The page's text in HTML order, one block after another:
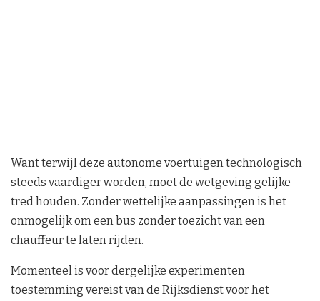
Want terwijl deze autonome voertuigen technologisch
steeds vaardiger worden, moet de wetgeving gelijke
tred houden. Zonder wettelijke aanpassingen is het
onmogelijk om een bus zonder toezicht van een
chauffeur te laten rijden.
Momenteel is voor dergelijke experimenten
toestemming vereist van de Rijksdienst voor het